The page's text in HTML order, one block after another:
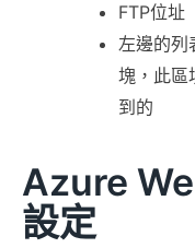
FTP位址
左邊的列
塊，此區
到的
Azure
設定